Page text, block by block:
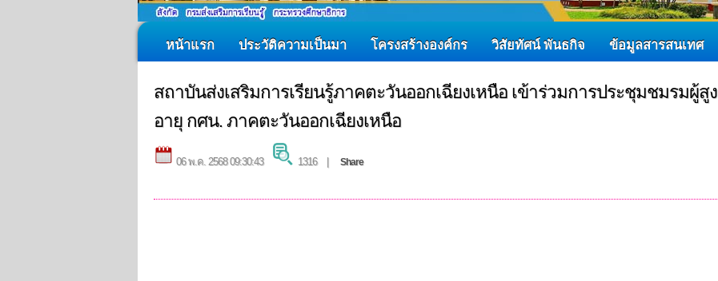
หน้าแรก ประวัติความเป็นมา โครงสร้างองค์กร วิสัยทัศน์ พันธกิจ ข้อมูลสารสนเทศ
สถาบันส่งเสริมการเรียนรู้ภาคตะวันออกเฉียงเหนือ เข้าร่วมการประชุมชมรมผู้สูง
อายุ กศน. ภาคตะวันออกเฉียงเหนือ
06 พ.ค. 2568 09:30:43 1316 | Share